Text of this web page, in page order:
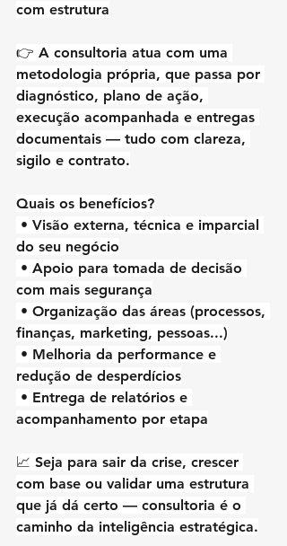
com estrutura
👉 A consultoria atua com uma
metodologia própria, que passa por
diagnóstico, plano de ação,
execução acompanhada e entregas
documentais — tudo com clareza,
sigilo e contrato.
Quais os benefícios?
• Visão externa, técnica e imparcial
do seu negócio
• Apoio para tomada de decisão
com mais segurança
• Organização das áreas (processos,
finanças, marketing, pessoas...)
• Melhoria da performance e
redução de desperdícios
• Entrega de relatórios e
acompanhamento por etapa
📈 Seja para sair da crise, crescer
com base ou validar uma estrutura
que já dá certo — consultoria é o
caminho da inteligência estratégica.